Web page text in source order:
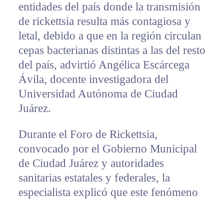
entidades del país donde la transmisión
de rickettsia resulta más contagiosa y
letal, debido a que en la región circulan
cepas bacterianas distintas a las del resto
del país, advirtió Angélica Escárcega
Ávila, docente investigadora del
Universidad Autónoma de Ciudad
Juárez.
Durante el Foro de Rickettsia,
convocado por el Gobierno Municipal
de Ciudad Juárez y autoridades
sanitarias estatales y federales, la
especialista explicó que este fenómeno